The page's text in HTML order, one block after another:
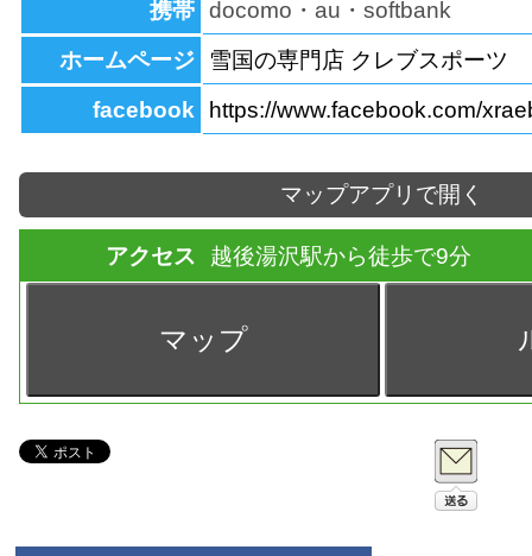
携帯 docomo・au・softbank
ホームページ
雪国の専門店 クレブスポーツ
facebook
https://www.facebook.com/
マップアプリで開く
アクセス 越後湯沢駅から徒歩で9分
マップ